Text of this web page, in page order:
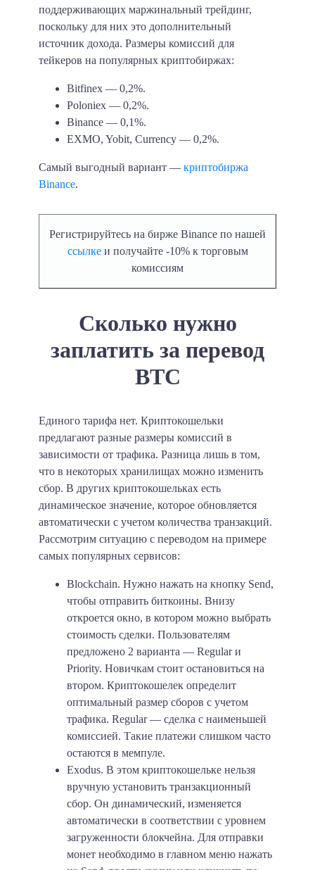
поддерживающих маржинальный трейдинг,
поскольку для них это дополнительный
источник дохода. Размеры комиссий для
тейкеров на популярных криптобиржах:
Bitfinex — 0,2%.
Poloniex — 0,2%.
Binance — 0,1%.
EXMO, Yobit, Currency — 0,2%.
Самый выгодный вариант — криптобиржа
Binance.
Регистрируйтесь на бирже Binance по нашей
ссылкеи получайте -10% к торговым
комиссиям
Сколько нужно
заплатить за перевод
BTC
Единого тарифа нет. Криптокошельки
предлагают разные размеры комиссий в
зависимости от трафика. Разница лишь в том,
что в некоторых хранилищах можно изменить
сбор. В других криптокошельках есть
динамическое значение, которое обновляется
автоматически с учетом количества транзакций.
Рассмотрим ситуацию с переводом на примере
самых популярных сервисов:
Blockchain. Нужно нажать на кнопку Send,
чтобы отправить биткоины. Внизу
откроется окно, в котором можно выбрать
стоимость сделки. Пользователям
предложено 2 варианта — Regular и
Priority. Новичкам стоит остановиться на
втором. Криптокошелек определит
оптимальный размер сборов с учетом
трафика. Regular — сделка с наименьшей
комиссией. Такие платежи слишком часто
остаются в мемпуле.
Exodus. В этом криптокошельке нельзя
вручную установить транзакционный
сбор. Он динамический, изменяется
автоматически в соответствии с уровнем
загруженности блокчейна. Для отправки
монет необходимо в главном меню нажать